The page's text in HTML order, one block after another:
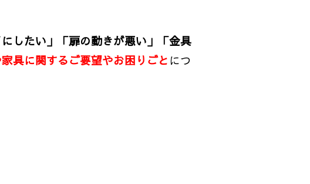
したい」 「扉の動きが悪い」
「金具
具に関するご要望やお困りごとにつ